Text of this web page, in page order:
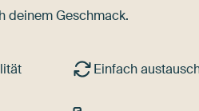
deinem Geschmack.
Einfach